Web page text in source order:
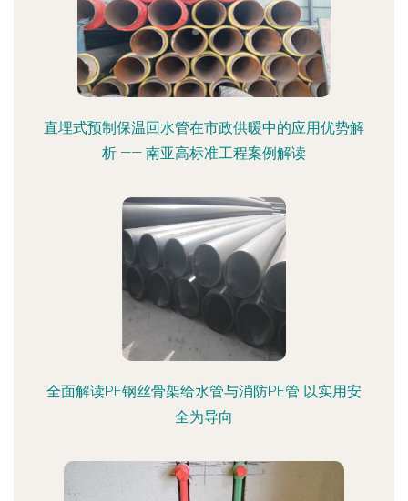
直埋式预制保温回水管在市政供暖中的应用优势解
析 —— 南亚高标准工程案例解读
全面解读PE钢丝骨架给水管与消防PE管 以实用安
全为导向